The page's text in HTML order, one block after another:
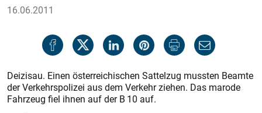
16.06.2011
Deizisau. Einen österreichischen Sattelzug mussten Beamte
der Verkehrspolizei aus dem Verkehr ziehen. Das marode
Fahrzeug fiel ihnen auf der B 10 auf.